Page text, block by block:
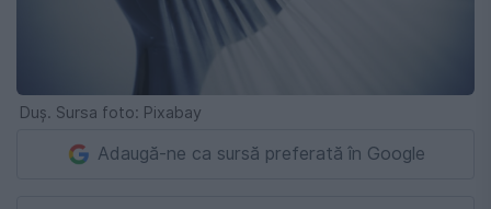
Duș. Sursa foto: Pixabay
Adaugă-ne ca sursă preferată în Google